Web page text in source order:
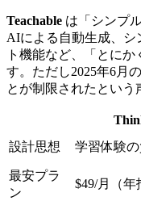
Teachable は「シンプ
AIによる自動生成、シ
ト機能など、「とに
す。ただし2025年6月
とが制限されたという
設計思想
学習体験
最安プラ
ン
$49/月（年